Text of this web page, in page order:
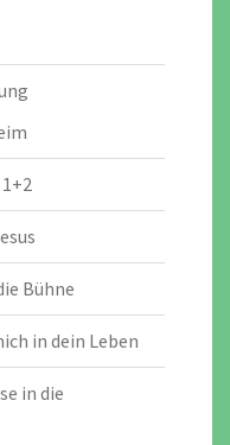
Bühne
in dein Leben
in die